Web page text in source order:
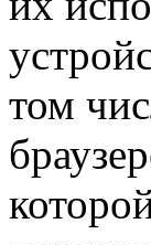
том